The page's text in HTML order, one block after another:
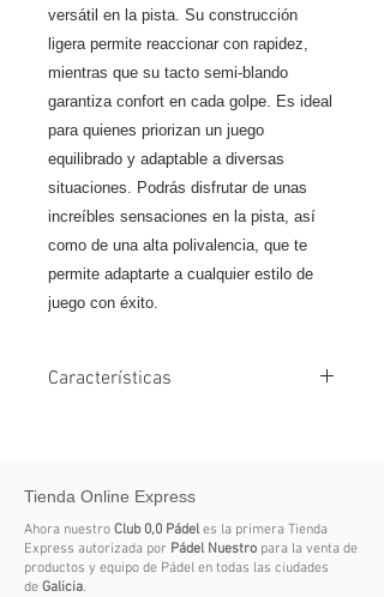
versátil en la pista. Su construcción
ligera permite reaccionar con rapidez,
mientras que su tacto semi-blando
garantiza confort en cada golpe. Es ideal
para quienes priorizan un juego
equilibrado y adaptable a diversas
situaciones. Podrás disfrutar de unas
increíbles sensaciones en la pista, así
como de una alta polivalencia, que te
permite adaptarte a cualquier estilo de
juego con éxito.
Características
Switch Strap:Correa intercambiable
para mayor comodidad y
personalización
Dual Pro Grip:Mejor agarre y
Tienda Online Express
Ahora nuestro Club 0,0 Pádel es la primera Tienda
Express autorizada por Pádel Nuestro para la venta de
productos y equipo de Pádel en todas las ciudades
de Galicia.